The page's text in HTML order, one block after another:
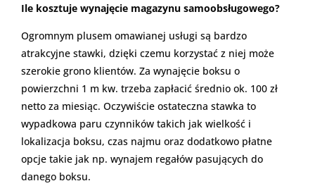
Ile kosztuje wynajęcie magazynu samoobsługowego?
Ogromnym plusem omawianej usługi są bardzo
atrakcyjne stawki, dzięki czemu korzystać z niej może
szerokie grono klientów. Za wynajęcie boksu o
powierzchni 1 m kw. trzeba zapłacić średnio ok. 100 zł
netto za miesiąc. Oczywiście ostateczna stawka to
wypadkowa paru czynników takich jak wielkość i
lokalizacja boksu, czas najmu oraz dodatkowo płatne
opcje takie jak np. wynajem regałów pasujących do
danego boksu.